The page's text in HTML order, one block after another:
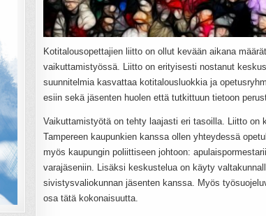
Kotitalousopettajien liitto on ollut kevään aikana
vaikuttamistyössä. Liitto on erityisesti nostanut
suunnitelmia kasvattaa kotitalousluokkia ja
esiin sekä jäsenten huolen että tutkittuun tietoon
Vaikuttamistyötä on tehty laajasti eri tasoilla. Liitto on
Tampereen kaupunkien kanssa ollen yhteydessä
myös kaupungin poliittiseen johtoon:
varajäseniin. Lisäksi keskustelua on käyty
sivistysvaliokunnan jäsenten kanssa. Myös
osa tätä kokonaisuutta.